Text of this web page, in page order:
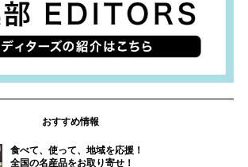
おすすめ情報
食べて、使って、地域を応援！
全国の名産品をお取り寄せ！